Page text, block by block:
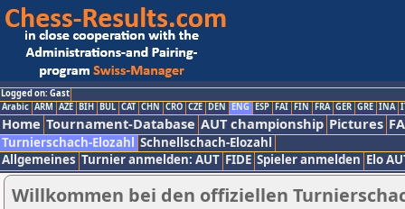
Logged on: Gast
Arabic ARM AZE BIH BUL CAT CHN CRO CZE DEN ENG ESP FAI FIN FRA GER GRE INA
Home Tournament-Database AUT championship Pictures
Turnierschach-Elozahl Schnellschach-Elozahl
Allgemeines Turnier anmelden: AUT FIDE Spieler anmelden Elo
Willkommen bei den offiziellen